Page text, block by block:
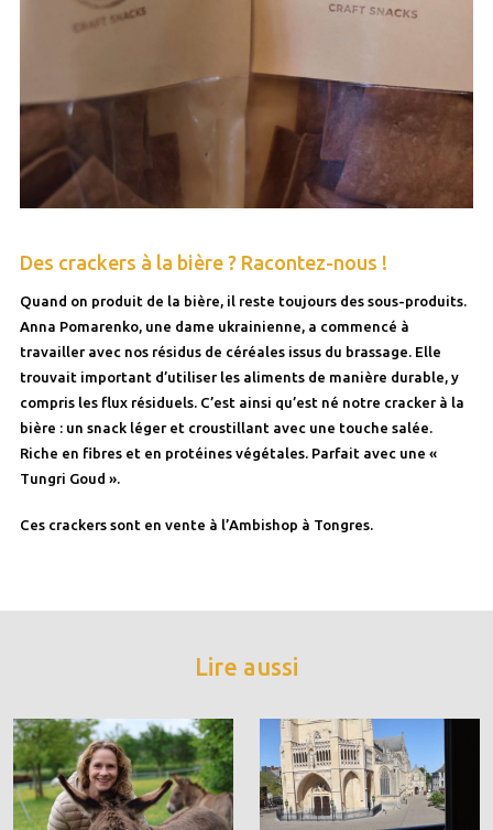
Des crackers à la bière ? Racontez-nous !
Quand on produit de la bière, il reste toujours des sous-produits.
Anna Pomarenko, une dame ukrainienne, a commencé à
travailler avec nos résidus de céréales issus du brassage. Elle
trouvait important d’utiliser les aliments de manière durable, y
compris les flux résiduels. C’est ainsi qu’est né notre cracker à la
bière : un snack léger et croustillant avec une touche salée.
Riche en fibres et en protéines végétales. Parfait avec une «
Tungri Goud ».
Ces crackers sont en vente à l’Ambishop à Tongres.
Lire aussi